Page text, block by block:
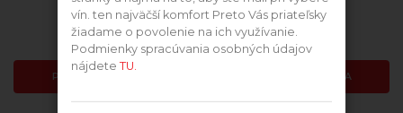
Skladom
4,59 €
PRIDAŤ DO KOŠÍKA
Skladom
3,25 €
PRIDAŤ DO KOŠÍKA
vín. ten najväčší komfort Preto Vás priateľsky
žiadame o povolenie na ich využívanie.
Podmienky spracúvania osobných údajov
nájdeteTU.